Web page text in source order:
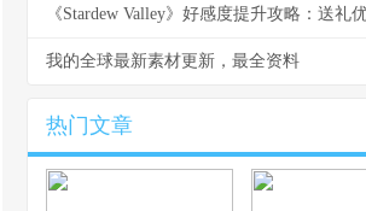
我的全球最新素材更新，最全资料
热门文章